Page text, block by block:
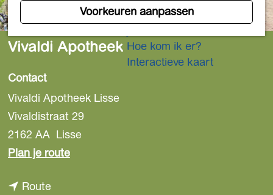
Voorkeuren aanpassen
m
e
Overnachten
Hoe kom ik er?
Interactieve kaart
Vivaldi Apotheek
Contact
Vivaldi Apotheek Lisse
Vivaldistraat 29
2162 AA Lisse
Plan je routen
Routen